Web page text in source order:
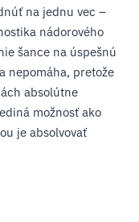
na jednu vec –
nádorového
šance na úspešnú
nepomáha, pretože
absolútne
možnosť ako
je absolvovať